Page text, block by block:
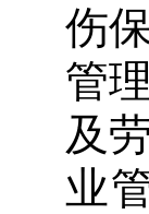
伤
管
及
业